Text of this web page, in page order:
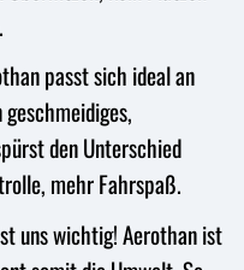
passt sich ideal an
den Unterschied
mehr Fahrspaß.
uns wichtig! Aerothan ist